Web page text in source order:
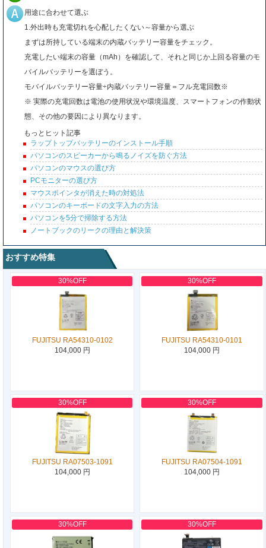
用途に合わせて選ぶ
1.外出時も充電切れを心配したくない～容量から選ぶ
まずは所持している端末の内蔵バッテリー容量をチェック。
充電したい端末の容量（mAh）を確認して、それと同じか上回る容量のモ
バイルバッテリーを選ぼう。
モバイルバッテリー容量÷内蔵バッテリー容量＝フル充電回数※
※ 実際の充電回数は電池の使用状況や環境温度、スマートフォンの作動状
態、その他の要因により異なります。
もっとヒット記事
ラップトップバッテリーのインストール手順
パソコンのスピーカーから鳴るノイズを防ぐ方法
パソコンのマウスの選び方
PCモニターの選び方
マウスポインタが消えた時の対処法
パソコンのキーボードの文字入力の方法
パソコンを5分で掃除する方法
ノートブックのリークの理由と解決策
おすすめ特集
30%OFF
FUJITSU RA54310-0102
104,000 円
30%OFF
FUJITSU RA54310-0101
104,000 円
30%OFF
FUJITSU RA07503-1091
104,000 円
30%OFF
FUJITSU RA07504-1091
104,000 円
30%OFF 30%OFF